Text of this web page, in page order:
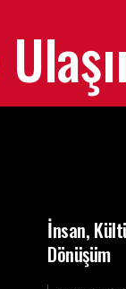
İnsan,
Dönüşüm